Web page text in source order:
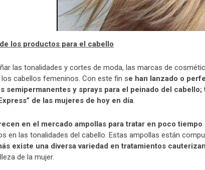
los productos para el cabello
las tonalidades y cortes de moda, las marcas de
cabellos femeninos. Con este fin se han lanzado o
semipermanentes y sprays para el peinado del
de las mujeres de hoy en día.
en el mercado ampollas para tratar en poco tiempo
en las tonalidades del cabello. Estas ampollas están
existe una diversa variedad en tratamientos
de la mujer.